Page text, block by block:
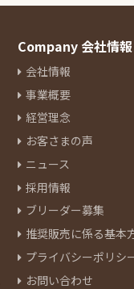
Company 会社情報
会社情報
事業概要
経営理念
お客さまの声
ニュース
採用情報
ブリーダー募集
推奨販売に係る基本
プライバシーポリシ
お問い合わせ